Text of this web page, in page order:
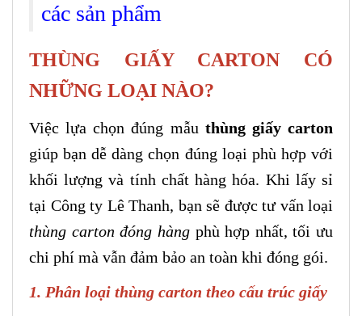
các sản phẩm
THÙNG GIẤY CARTON CÓ
NHỮNG LOẠI NÀO?
Việc lựa chọn đúng mẫu thùng giấy carton
giúp bạn dễ dàng chọn đúng loại phù hợp với
khối lượng và tính chất hàng hóa. Khi lấy sỉ
tại Công ty Lê Thanh, bạn sẽ được tư vấn loại
thùng carton đóng hàngphù hợp nhất, tối ưu
chi phí mà vẫn đảm bảo an toàn khi đóng gói.
1. Phân loại thùng carton theo cấu trúc giấy